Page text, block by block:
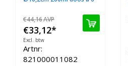
€44,16AVP
€33,12*
Excl. btw
Artnr:
821000011082